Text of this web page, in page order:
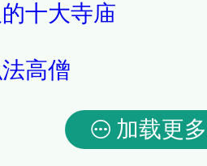
十大寺庙
高僧
加载更多